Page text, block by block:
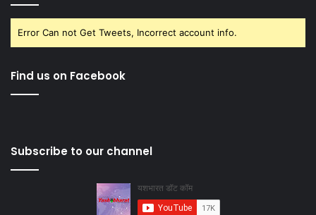
Error Can not Get Tweets, Incorrect account info.
Find us on Facebook
Subscribe to our channel